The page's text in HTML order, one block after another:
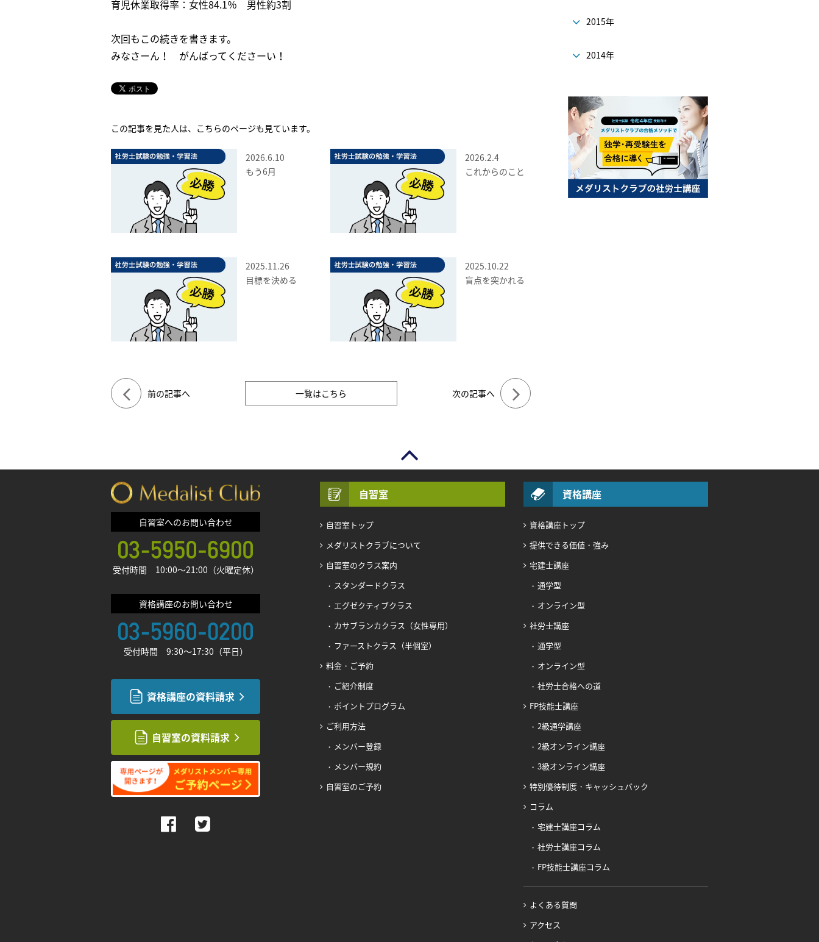
育児休業取得率：女性84.1％ 男性約3割
次回もこの続きを書きます。
みなさーん！ がんばってくださーい！
この記事を見た人は、こちらのページも見ています。
2026.6.10
もう6月
2026.2.4
これからのこと
2025.11.26
目標を決める
2025.10.22
盲点を突かれる
前の記事へ 一覧はこちら 次の記事へ
2015年
2014年
自習室へのお問い合わせ
受付時間 10:00〜21:00（火曜定休）
資格講座のお問い合わせ
受付時間 9:30〜17:30（平日）
資格講座の資料請求
自習室の資料請求
自習室
自習室トップ
メダリストクラブについて
自習室のクラス案内
スタンダードクラス
エグゼクティブクラス
カサブランカクラス（女性専用）
ファーストクラス（半個室）
料金・ご予約
ご紹介制度
ポイントプログラム
ご利用方法
メンバー登録
メンバー規約
自習室のご予約
資格講座
資格講座トップ
提供できる価値・強み
宅建士講座
通学型
オンライン型
社労士講座
通学型
オンライン型
社労士合格への道
FP技能士講座
2級通学講座
2級オンライン講座
3級オンライン講座
特別優待制度・キャッシュバック
コラム
宅建士講座コラム
社労士講座コラム
FP技能士講座コラム
よくある質問
アクセス